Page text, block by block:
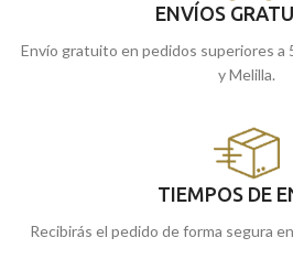
ENVÍOS
Envío gratuito en pedidos superiores a
y Melilla.
TIEMPOS DE
Recibirás el pedido de forma segura